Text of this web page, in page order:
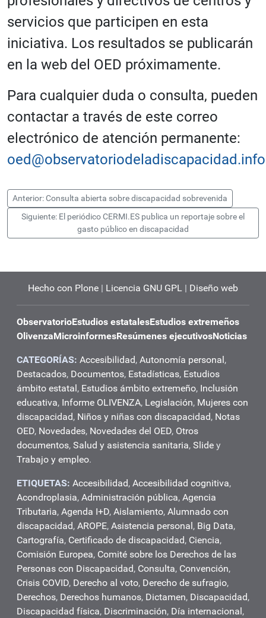
servicios que participen en esta
iniciativa. Los resultados se publicarán
en la web del OED próximamente.
Para cualquier duda o consulta, pueden
contactar a través de este correo
electrónico de atención permanente:
oed@observatoriodeladiscapacidad.info
Anterior: Consulta abierta sobre discapacidad sobrevenida
Siguiente: El periódico CERMI.ES publica un reportaje sobre el
gasto público en discapacidad
Hecho con Plone | Licencia GNU GPL | Diseño web
ObservatorioEstudios estatalesEstudios extremeños
OlivenzaMicroinformesResúmenes ejecutivosNoticias
CATEGORÍAS: Accesibilidad, Autonomía personal ,
Destacados, Documentos, Estadísticas, Estudios
ámbito estatal , Estudios ámbito extremeño, Inclusión
educativa, Informe OLIVENZA, Legislación, Mujeres con
discapacidad, Niños y niñas con discapacidad, Notas
OED, Novedades, Novedades del OED, Otros
documentos, Salud y asistencia sanitaria, Slide y
Trabajo y empleo.
ETIQUETAS: Accesibilidad, Accesibilidad cognitiva,
Acondroplasia, Administración pública, Agencia
Tributaria, Agenda I+D, Aislamiento, Alumnado con
discapacidad, AROPE, Asistencia personal , Big Data,
Cartografía, Certificado de discapacidad, Ciencia,
Comisión Europea, Comité sobre los Derechos de las
Personas con Discapacidad, Consulta, Convención,
Crisis COVID, Derecho al voto, Derecho de sufragio,
Derechos, Derechos humanos, Dictamen, Discapacidad,
Discapacidad física, Discriminación, Día internacional ,